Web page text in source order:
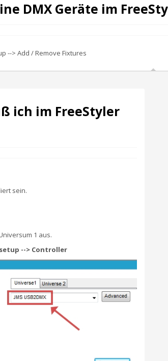
DMX Geräte im
--> Add / Remove Fixtures
ich im FreeStyler
sein.
1 aus.
--> Controller